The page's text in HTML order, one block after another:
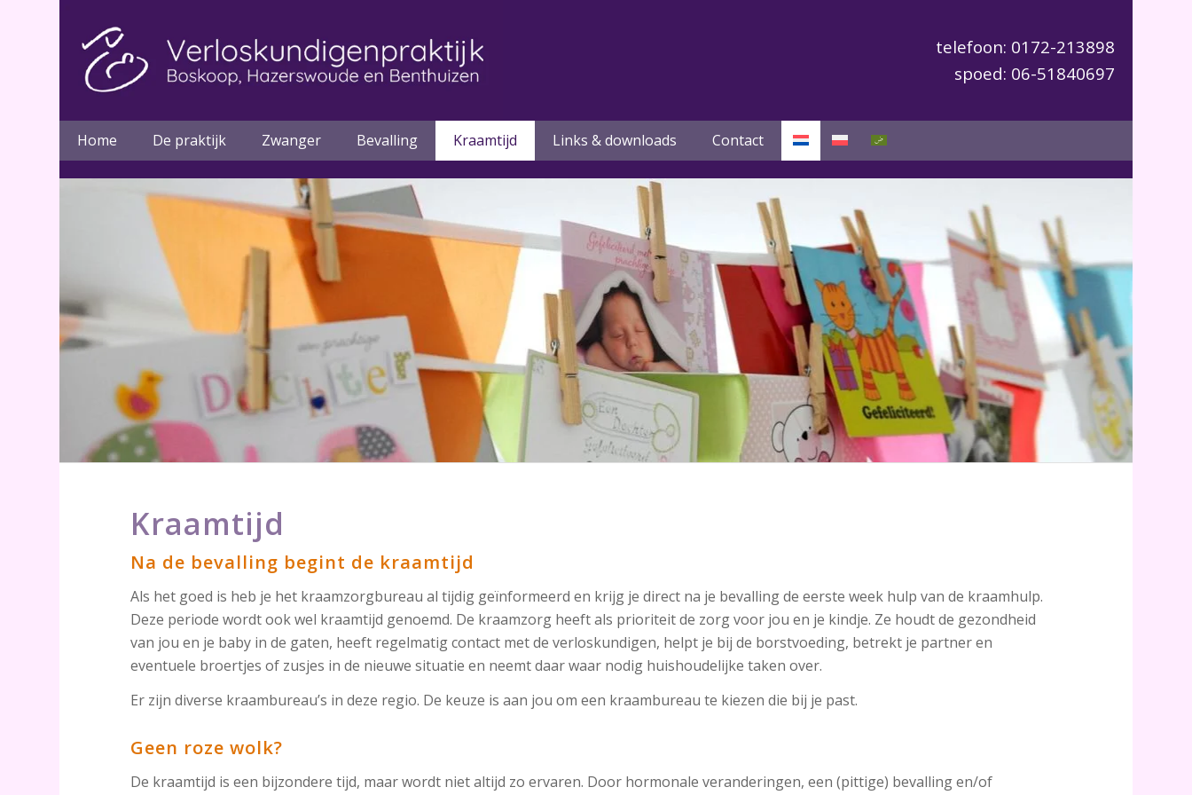
Home De praktijk Zwanger Bevalling Kraamtijd Links & downloads Contact
telefoon: 0172-213898
spoed: 06-51840697
Kraamtijd
Na de bevalling begint de kraamtijd
Als het goed is heb je het kraamzorgbureau al tijdig geïnformeerd en krijg je direct na je bevalling de eerste week hulp van de kraamhulp.
Deze periode wordt ook wel kraamtijd genoemd. De kraamzorg heeft als prioriteit de zorg voor jou en je kindje. Ze houdt de gezondheid
van jou en je baby in de gaten, heeft regelmatig contact met de verloskundigen, helpt je bij de borstvoeding, betrekt je partner en
eventuele broertjes of zusjes in de nieuwe situatie en neemt daar waar nodig huishoudelijke taken over.
Er zijn diverse kraambureau’s in deze regio. De keuze is aan jou om een kraambureau te kiezen die bij je past.
Geen roze wolk?
De kraamtijd is een bijzondere tijd, maar wordt niet altijd zo ervaren. Door hormonale veranderingen, een (pittige) bevalling en/of